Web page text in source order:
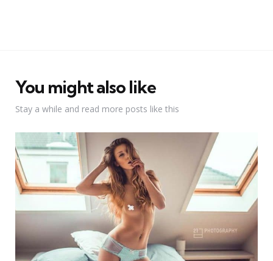
You might also like
Stay a while and read more posts like this